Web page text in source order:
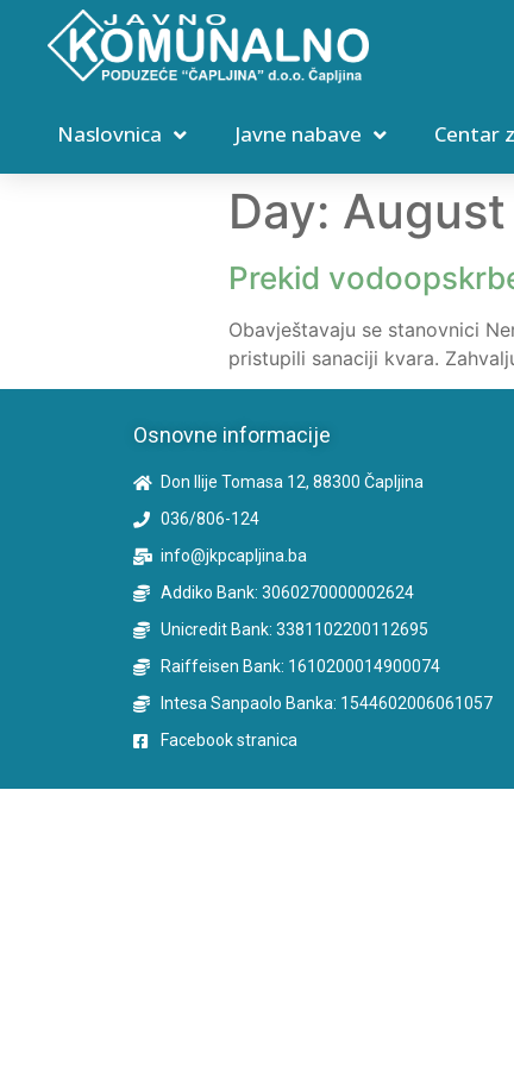
Naslovnica Javne nabave Centar
Day:
Prekid
Obavještavaju se stanovnici
pristupili sanaciji kvara.
Osnovne informacije
Don Ilije Tomasa 12, 88300 Čapljina
036/806-124
info@jkpcapljina.ba
Addiko Bank: 3060270000002624
Unicredit Bank: 3381102200112695
Raiffeisen Bank: 1610200014900074
Intesa Sanpaolo Banka: 1544602006061057
Facebook stranica